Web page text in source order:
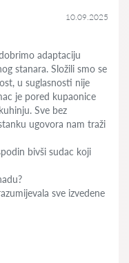
10.09.2025
adaptaciju
stanara. Složili smo se
u suglasnosti nije
je pored kupaonice
Sve bez
ugovora nam traži
bivši sudac koji
sve izvedene